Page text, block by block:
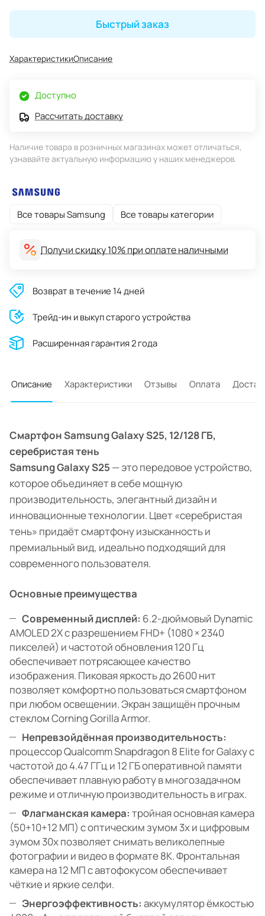
Быстрый заказ
ХарактеристикиОписание
Доступно
Рассчитать доставку
Наличие товара в розничных магазинах может отличаться,
узнавайте актуальную информацию у наших менеджеров.
Все товары Samsung Все товары категории
Получи скидку 10% при оплате наличными
Возврат в течение 14 дней
Трейд-ин и выкуп старого устройства
Расширенная гарантия 2 года
Описание Характеристики Отзывы Оплата
Смартфон Samsung Galaxy S25, 12/128 ГБ,
серебристая тень
Samsung Galaxy S25 — это передовое устройство,
которое объединяет в себе мощную
производительность, элегантный дизайн и
инновационные технологии. Цвет «серебристая
тень» придаёт смартфону изысканность и
премиальный вид, идеально подходящий для
современного пользователя.
Основные преимущества
Современный дисплей: 6.2-дюймовый Dynamic
AMOLED 2X с разрешением FHD+ (1080 × 2340
пикселей) и частотой обновления 120 Гц
обеспечивает потрясающее качество
изображения. Пиковая яркость до 2600 нит
позволяет комфортно пользоваться смартфоном
при любом освещении. Экран защищён прочным
стеклом Corning Gorilla Armor.
Непревзойдённая производительность:
процессор Qualcomm Snapdragon 8 Elite for Galaxy с
частотой до 4.47 ГГц и 12 ГБ оперативной памяти
обеспечивает плавную работу в многозадачном
режиме и отличную производительность в играх.
Флагманская камера: тройная основная камера
(50+10+12 МП) с оптическим зумом 3x и цифровым
зумом 30x позволяет снимать великолепные
фотографии и видео в формате 8K. Фронтальная
камера на 12 МП с автофокусом обеспечивает
чёткие и яркие селфи.
Энергоэффективность: аккумулятор ёмкостью